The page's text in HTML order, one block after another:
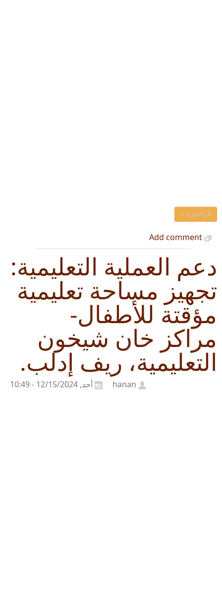
اقرأ المزيد ...
Add comment
دعم العملية التعليمية:
تجهيز مساحة تعليمية
مؤقتة للأطفال-
مراكز خان شيخون
التعليمية، ريف إدلب.
أحد, 12/15/2024 - 10:49 hanan